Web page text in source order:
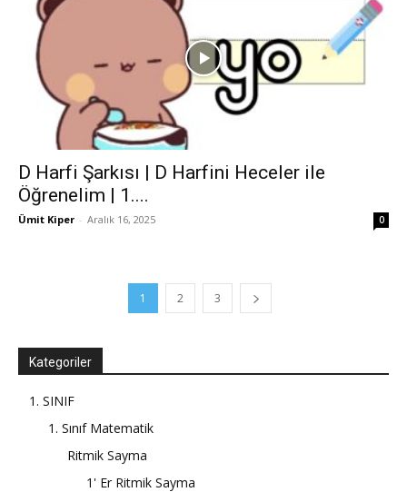
D Harfi Şarkısı | D Harfini Heceler ile
Öğrenelim | 1....
Ümit Kiper - Aralık 16, 2025 0
1 2 3
Kategoriler
1. SINIF
1. Sınıf Matematik
Ritmik Sayma
1' Er Ritmik Sayma